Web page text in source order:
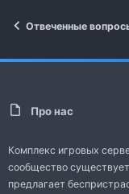
Отвеченные
Про нас
Комплекс игровых
сообщество
предлагает